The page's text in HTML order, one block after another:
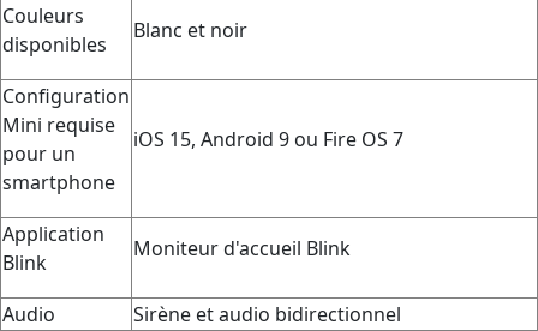
Couleurs
disponibles
Blanc et noir
Configuration
Mini requise
pour un
smartphone
iOS 15, Android 9 ou Fire OS 7
Application
Blink
Moniteur d'accueil Blink
Audio
Sirène et audio bidirectionnel